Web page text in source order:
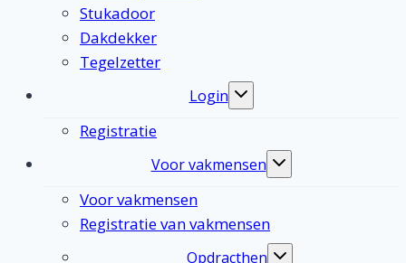
Stukadoor
Dakdekker
Tegelzetter
Login
Toggle
Registratie
Voor vakmensen
Toggle
Voor vakmensen
Registratie van vakmensen
Opdracthen